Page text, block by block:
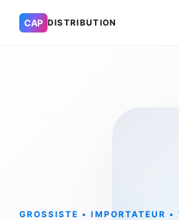
CAP DISTRIBUTION
GROSSISTE • IMPORTATEUR •